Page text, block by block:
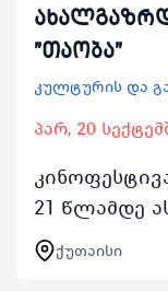
"თაობა"
კულტურის და
პარ, 20
21 წლამდე
ჟიურის
მეშვიდე
ქუთაისი